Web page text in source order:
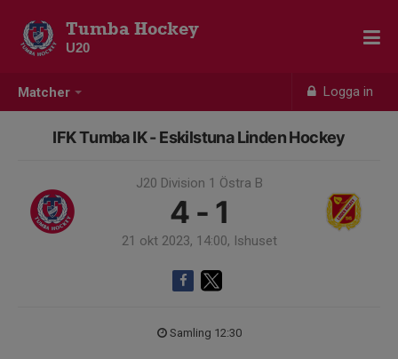
Matcher Logga in
Tumba Hockey
U20
IFK Tumba IK - Eskilstuna Linden Hockey
J20 Division 1 Östra B
4 - 1
21 okt 2023, 14:00, Ishuset
Samling 12:30